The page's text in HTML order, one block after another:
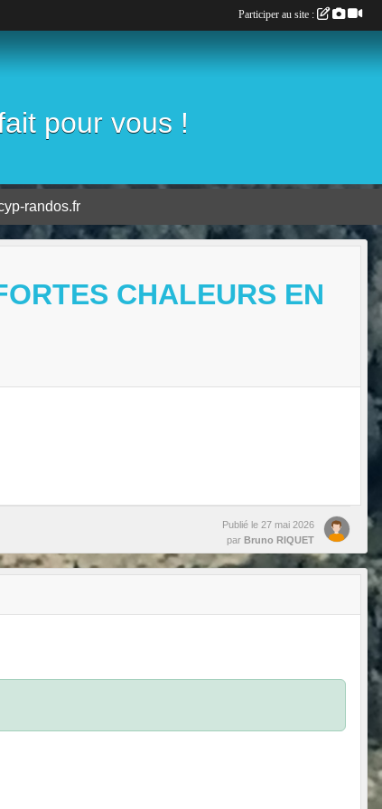
pour vous !
randos.fr
CHALEURS EN
Publié le 27 mai 2026
par Bruno RIQUET
Participer au site :